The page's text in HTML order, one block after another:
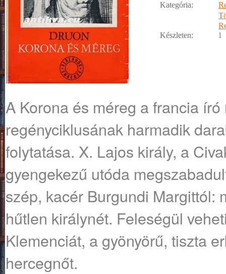
Kategória:
Készleten:
1
A Korona és méreg a francia
regényciklusának harmadik
folytatása. X. Lajos király, a
gyengekezű utóda
szép, kacér Burgundi Margittól:
hűtlen királynét. Feleségül
Klemenciát, a gyönyörű, tiszta
hercegnőt.